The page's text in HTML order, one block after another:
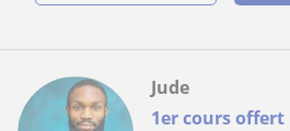
1er cours offert
Jude